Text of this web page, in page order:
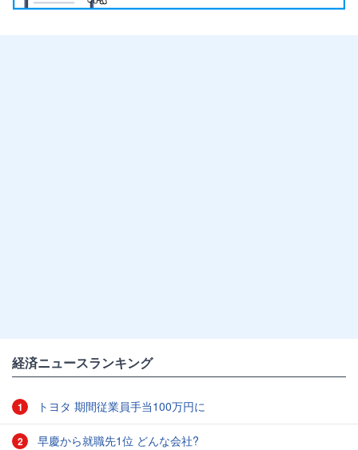
経済ニュースランキング
1 トヨタ 期間従業員手当100万円に
2 早慶から就職先1位 どんな会社?